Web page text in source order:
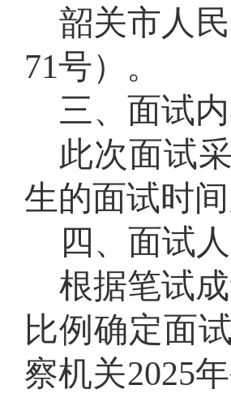
韶关市人
71号） 。
三、面试
此次面试
生的面试时
四、 面试
根据笔试
比例确定面
察机关2025年